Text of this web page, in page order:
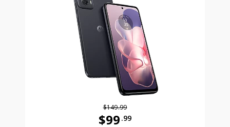
$149.99
$99 .99